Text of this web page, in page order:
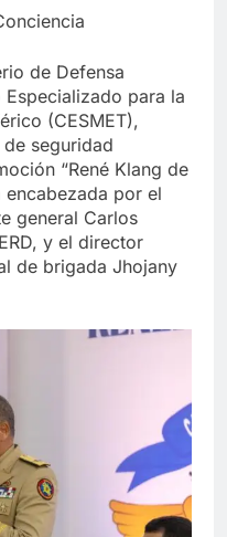
de Defensa
para la
(CESMET),
seguridad
“René Klang de
encabezada por el
general Carlos
y el director
de brigada Jhojany